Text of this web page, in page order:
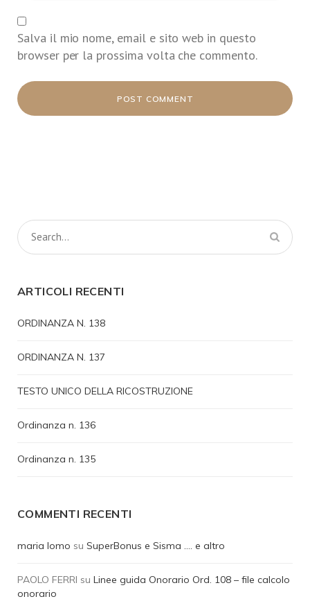
Salva il mio nome, email e sito web in questo
browser per la prossima volta che commento.
ARTICOLI RECENTI
ORDINANZA N. 138
ORDINANZA N. 137
TESTO UNICO DELLA RICOSTRUZIONE
Ordinanza n. 136
Ordinanza n. 135
COMMENTI RECENTI
maria lomo su SuperBonus e Sisma …. e altro
PAOLO FERRI su Linee guida Onorario Ord. 108 – file calcolo
onorario